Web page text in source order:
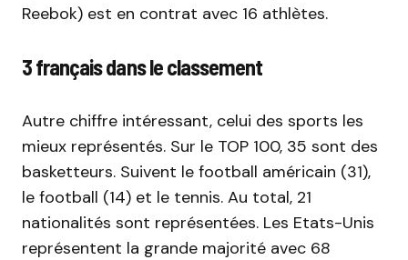
Reebok) est en contrat avec 16 athlètes.
3 français dans le classement
Autre chiffre intéressant, celui des sports les
mieux représentés. Sur le TOP 100, 35 sont des
basketteurs. Suivent le football américain (31),
le football (14) et le tennis. Au total, 21
nationalités sont représentées. Les Etats-Unis
représentent la grande majorité avec 68